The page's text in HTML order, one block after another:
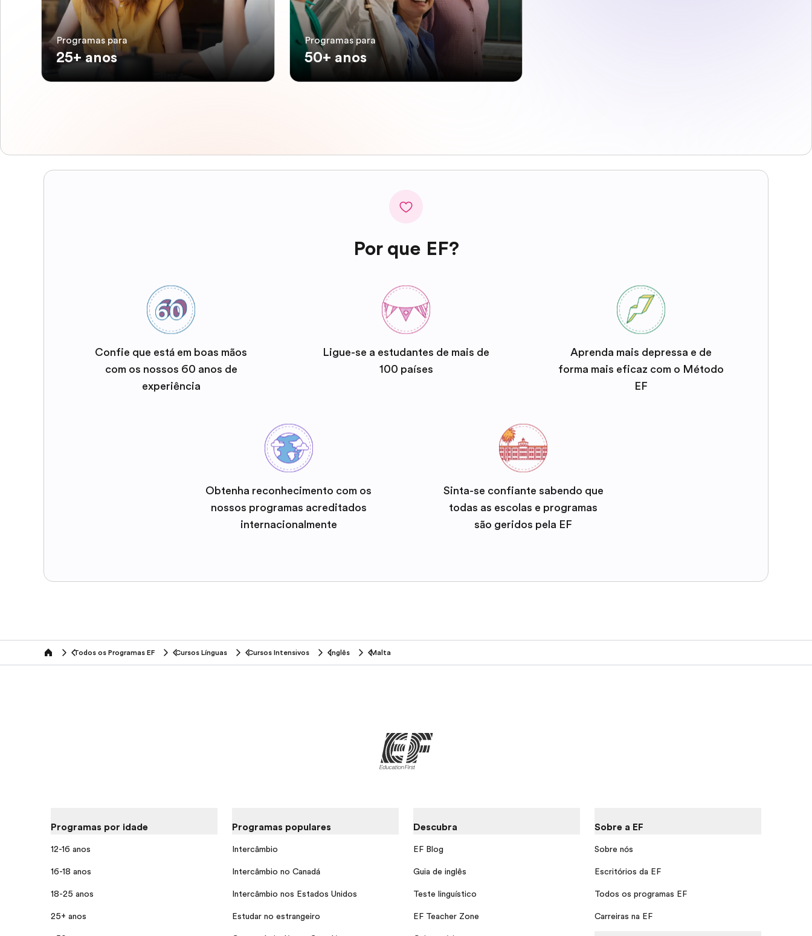
Programas para
25+ anos
Programas para
50+ anos
Por que EF?
Confie que está em boas mãos
com os nossos 60 anos de
experiência
Ligue-se a estudantes de mais de
100 países
Aprenda mais depressa e de
forma mais eficaz com o Método
EF
Obtenha reconhecimento com os
nossos programas acreditados
internacionalmente
Sinta-se confiante sabendo que
todas as escolas e programas
são geridos pela EF
home Todos os Programas EF Cursos Línguas Cursos Intensivos Inglês Malta
Programas por idade
12-16 anos
16-18 anos
18-25 anos
25+ anos
Programas populares
Intercâmbio
Intercâmbio no Canadá
Intercâmbio nos Estados Unidos
Estudar no estrangeiro
Descubra
EF Blog
Guia de inglês
Teste linguístico
EF Teacher Zone
Sobre a EF
Sobre nós
Escritórios da EF
Todos os programas EF
Carreiras na EF